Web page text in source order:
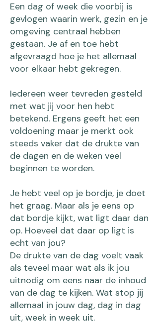
Een dag of week die voorbij is
gevlogen waarin werk, gezin en je
omgeving centraal hebben
gestaan. Je af en toe hebt
afgevraagd hoe je het allemaal
voor elkaar hebt gekregen.
Iedereen weer tevreden gesteld
met wat jij voor hen hebt
betekend. Ergens geeft het een
voldoening maar je merkt ook
steeds vaker dat de drukte van
de dagen en de weken veel
beginnen te worden.
Je hebt veel op je bordje, je doet
het graag. Maar als je eens op
dat bordje kijkt, wat ligt daar dan
op. Hoeveel dat daar op ligt is
echt van jou?
De drukte van de dag voelt vaak
als teveel maar wat als ik jou
uitnodig om eens naar de inhoud
van de dag te kijken. Wat stop jij
allemaal in jouw dag, dag in dag
uit, week in week uit.